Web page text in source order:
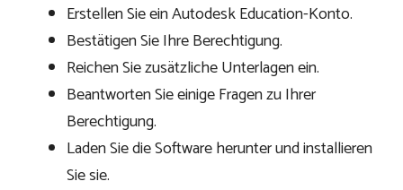
Erstellen Sie ein Autodesk Education-Konto.
Bestätigen Sie Ihre Berechtigung.
Reichen Sie zusätzliche Unterlagen ein.
Beantworten Sie einige Fragen zu Ihrer
Berechtigung.
Laden Sie die Software herunter und installieren
Sie sie.